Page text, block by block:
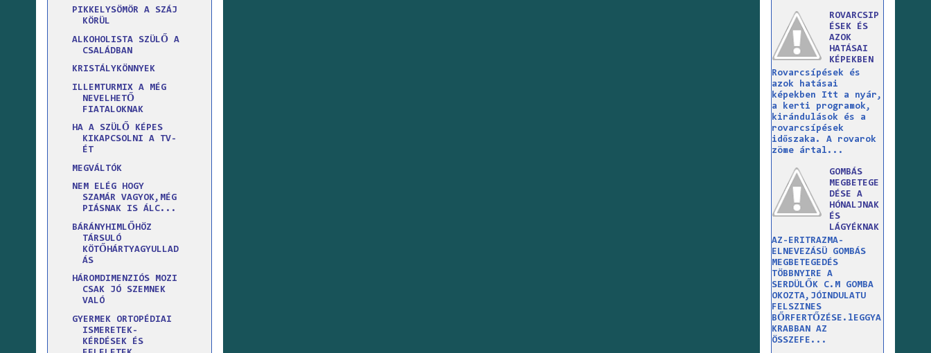
PIKKELYSÖMÖR A SZÁJ
KÖRÜL
ALKOHOLISTA SZÜLŐ A
CSALÁDBAN
KRISTÁLYKÖNNYEK
ILLEMTURMIX A MÉG
NEVELHETŐ
FIATALOKNAK
HA A SZÜLŐ KÉPES
KIKAPCSOLNI A TV-
ÉT
MEGVÁLTÓK
NEM ELÉG HOGY
SZAMÁR VAGYOK,MÉG
PIÁSNAK IS ÁLC...
BÁRÁNYHIMLŐHÖZ
TÁRSULÓ
KÖTŐHÁRTYAGYULLAD
ÁS
HÁROMDIMENZIÓS MOZI
CSAK JÓ SZEMNEK
VALÓ
GYERMEK ORTOPÉDIAI
ISMERETEK-
KÉRDÉSEK ÉS
ROVARCSIP
ÉSEK ÉS
AZOK
HATÁSAI
KÉPEKBEN
Rovarcsípések és
azok hatásai
képekben Itt a nyár,
a kerti programok,
kirándulások és a
rovarcsípések
időszaka. A rovarok
zöme ártal...
GOMBÁS
MEGBETEGE
DÉSE A
HÓNALJNAK
ÉS
LÁGYÉKNAK
AZ-ERITRAZMA-
ELNEVEZÁSÜ GOMBÁS
MEGBETEGEDÉS
TÖBBNYIRE A
SERDÜLŐK C.M GOMBA
OKOZTA,JÓINDULATU
FELSZINES
BŐRFERTŐZÉSE.lEGGYA
KRABBAN AZ
ÖSSZEFE...